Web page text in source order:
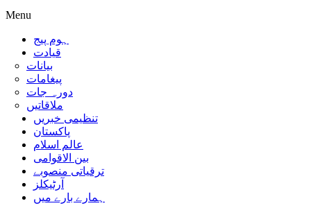
Menu
ہوم پیج
قیادت
بیانات
پیغامات
دورہ جات
ملاقاتیں
تنظیمی خبریں
پاکستان
عالم اسلام
بین الاقوامی
ترقیاتی منصوبے
آرٹیکلز
ہمارے بارے میں